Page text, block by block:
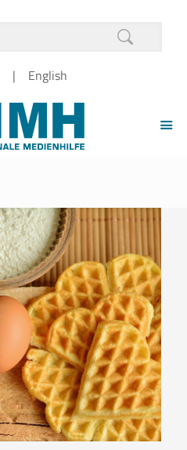
English